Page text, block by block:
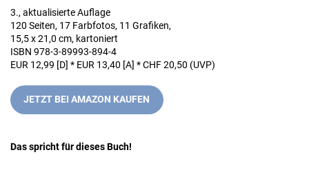
3., aktualisierte Auflage
120 Seiten, 17 Farbfotos, 11 Grafiken,
15,5 x 21,0 cm, kartoniert
ISBN 978-3-89993-894-4
EUR 12,99 [D] * EUR 13,40 [A] * CHF 20,50 (UVP)
JETZT BEI AMAZON KAUFEN
Das spricht für dieses Buch!